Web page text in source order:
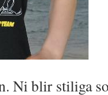
Ni blir stiliga